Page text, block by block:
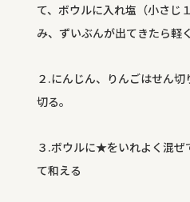
て、ボウルに入れ塩（小さじ
み、ずいぶんが出てきたら軽
２.にんじん、りんごはせん
切る。
３.ボウルに★をいれよく混
て和える